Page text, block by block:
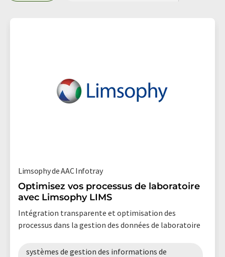
Limsophy de AAC Infotray
Optimisez vos processus de laboratoire
avec Limsophy LIMS
Intégration transparente et optimisation des
processus dans la gestion des données de laboratoire
systèmes de gestion des informations de